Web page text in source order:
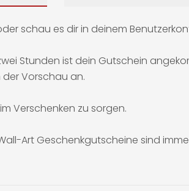
schau es dir in deinem
Stunden ist dein Gutschein
der Vorschau an.
Verschenken zu sorgen.
Art Geschenkgutscheine sind